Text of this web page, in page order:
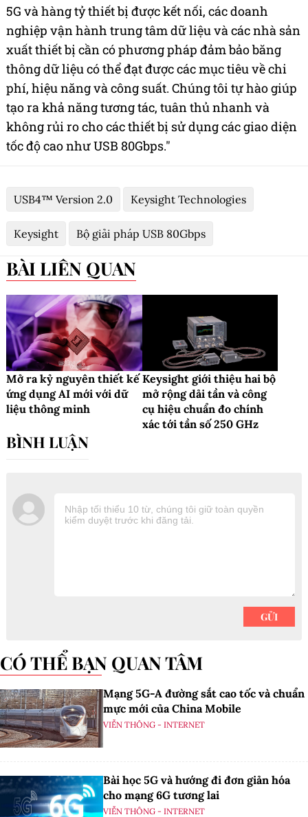
5G và hàng tỷ thiết bị được kết nối, các doanh
nghiệp vận hành trung tâm dữ liệu và các nhà sản
xuất thiết bị cần có phương pháp đảm bảo băng
thông dữ liệu có thể đạt được các mục tiêu về chi
phí, hiệu năng và công suất. Chúng tôi tự hào giúp
tạo ra khả năng tương tác, tuân thủ nhanh và
không rủi ro cho các thiết bị sử dụng các giao diện
tốc độ cao như USB 80Gbps."
USB4™ Version 2.0 Keysight Technologies
Keysight Bộ giải pháp USB 80Gbps
BÀI LIÊN QUAN
Mở ra kỷ nguyên thiết kế
ứng dụng AI mới với dữ
liệu thông minh
Keysight giới thiệu hai bộ
mở rộng dải tần và công
cụ hiệu chuẩn đo chính
xác tới tần số 250 GHz
CÓ THỂ BẠN QUAN TÂM
Mạng 5G-A đường sắt cao tốc và chuẩn
mực mới của China Mobile
VIỄN THÔNG - INTERNET
Bài học 5G và hướng đi đơn giản hóa
cho mạng 6G tương lai
VIỄN THÔNG - INTERNET